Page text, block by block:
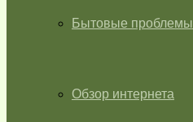
Бытовые проблемы
Обзор интернета